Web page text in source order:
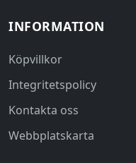
INFORMATION
Köpvillkor
Integritetspolicy
Kontakta oss
Webbplatskarta